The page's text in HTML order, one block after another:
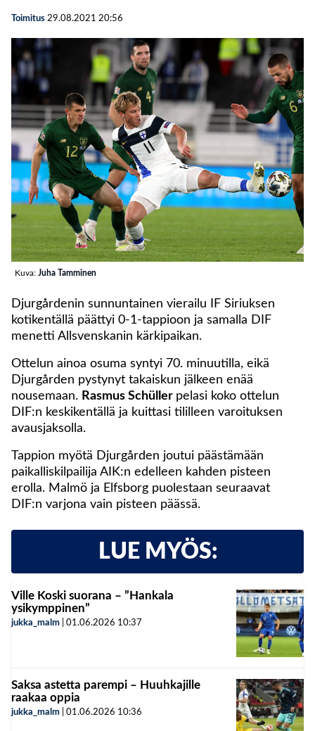
Toimitus 29.08.2021 20:56
Kuva: Juha Tamminen
Djurgårdenin sunnuntainen vierailu IF Siriuksen
kotikentällä päättyi 0-1-tappioon ja samalla DIF
menetti Allsvenskanin kärkipaikan.
Ottelun ainoa osuma syntyi 70. minuutilla, eikä
Djurgården pystynyt takaiskun jälkeen enää
nousemaan. Rasmus Schüller pelasi koko ottelun
DIF:n keskikentällä ja kuittasi tililleen varoituksen
avausjaksolla.
Tappion myötä Djurgården joutui päästämään
paikalliskilpailija AIK:n edelleen kahden pisteen
erolla. Malmö ja Elfsborg puolestaan seuraavat
DIF:n varjona vain pisteen päässä.
LUE MYÖS:
Ville Koski suorana – ”Hankala
ysikymppinen”
jukka_malm 01.06.2026 10:37
Saksa astetta parempi – Huuhkajille
raakaa oppia
jukka_malm 01.06.2026 10:36